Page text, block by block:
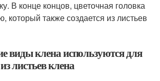
В конце концов, цветочная головка
который также создается из листьев
виды клена используются для
листьев клена